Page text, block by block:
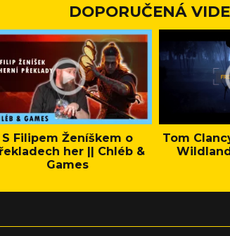
DOPORUČENÁ
S Filipem Ženíškem o
her || Chléb &
Games
Tom